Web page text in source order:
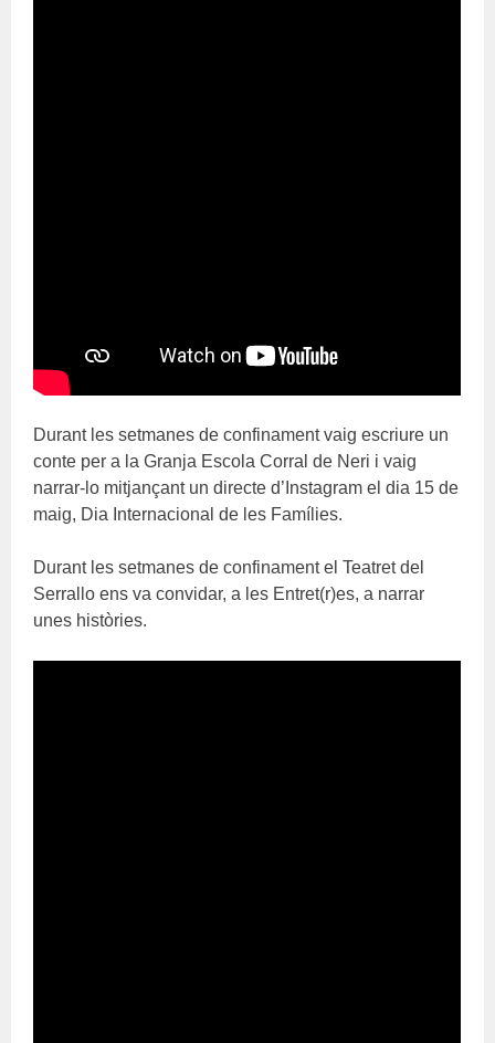
Durant les setmanes de confinament vaig escriure un
conte per a la Granja Escola Corral de Neri i vaig
narrar-lo mitjançant un directe d’Instagram el dia 15 de
maig, Dia Internacional de les Famílies.
Durant les setmanes de confinament el Teatret del
Serrallo ens va convidar, a les Entret(r)es, a narrar
unes històries.